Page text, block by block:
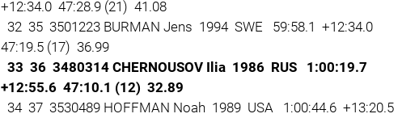
+12:34.0 47:28.9 (21) 41.08
32 35 3501223 BURMAN Jens 1994 SWE 59:58.1 +12:34.0
47:19.5 (17) 36.99
33 36 3480314 CHERNOUSOV Ilia 1986 RUS 1:00:19.7
+12:55.6 47:10.1 (12) 32.89
34 37 3530489 HOFFMAN Noah 1989 USA 1:00:44.6 +13:20.5